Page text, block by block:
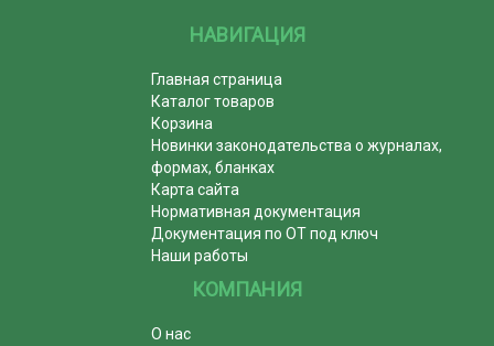
НАВИГАЦИЯ
Главная страница
Каталог товаров
Корзина
Новинки законодательства о журналах,
формах, бланках
Карта сайта
Нормативная документация
Документация по ОТ под ключ
Наши работы
КОМПАНИЯ
О нас